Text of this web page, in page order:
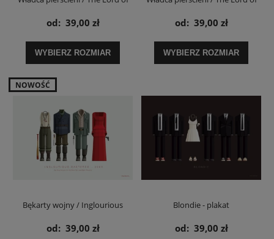
the Rings Pippin - plakat
od: 39,00 zł
WYBIERZ ROZMIAR
the Rings Sam - plakat
od: 39,00 zł
WYBIERZ ROZMIAR
Bękarty wojny / Inglourious
Basterds - plakat
od: 39,00 zł
NOWOŚĆ
Blondie - plakat
od: 39,00 zł